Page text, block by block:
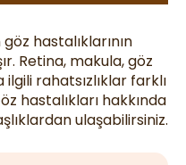
hastalıklarının
Retina, makula, göz
rahatsızlıklar farklı
hastalıkları hakkında
ulaşabilirsiniz.